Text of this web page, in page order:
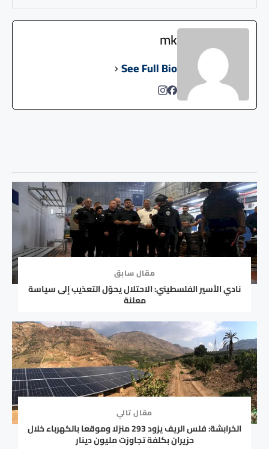
mk
See Full Bio
مقال سابق
نادي الأسير الفلسطيني: الاحتلال يحوّل التعذيب إلى سياسة
معلنة
مقال تالي
الخرابشة: فلس الريف يزود 293 منزلا وموقعا بالكهرباء خلال
حزيران بكلفة تجاوزت مليون دينار